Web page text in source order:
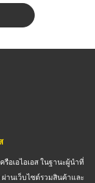
อเอไอเอส ในฐานะผู้นำที่
านเว็บไซต์รวมสินค้าและ